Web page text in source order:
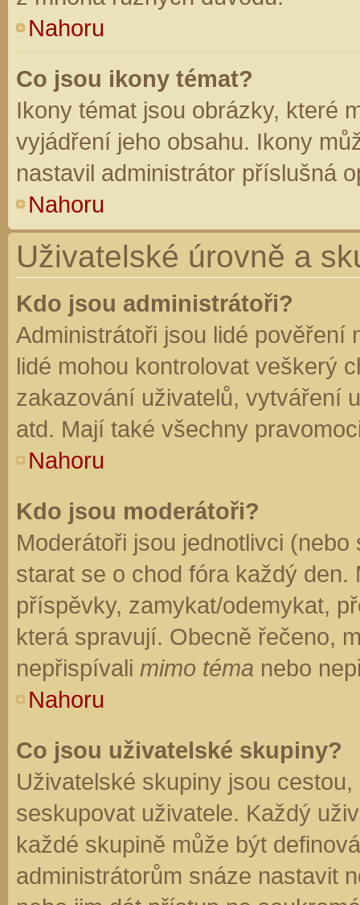
Nahoru
Co jsou ikony témat?
Ikony témat jsou obrázky, které
vyjádření jeho obsahu. Ikony
nastavil administrátor příslušná
Nahoru
Uživatelské úrovně a
Kdo jsou administrátoři?
Administrátoři jsou lidé pověření
lidé mohou kontrolovat veškerý
zakazování uživatelů, vytváření
atd. Mají také všechny
Nahoru
Kdo jsou moderátoři?
Moderátoři jsou jednotlivci
starat se o chod fóra každý
příspěvky, zamykat/odemykat,
která spravují. Obecně řečeno,
nepřispívali mimo téma nebo
Nahoru
Co jsou uživatelské skupiny?
Uživatelské skupiny jsou
seskupovat uživatele. Každý
každé skupině může být
administrátorům snáze nastavit